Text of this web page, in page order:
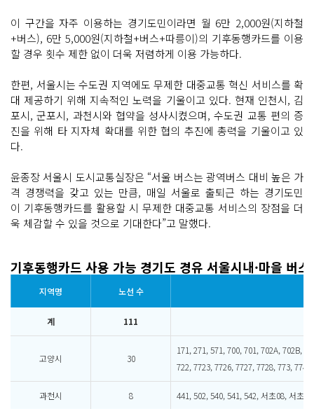
이 구간을 자주 이용하는 경기도민이라면 월 6만 2,000원(지하철
+버스), 6만 5,000원(지하철+버스+따릉이)의 기후동행카드를 이용
할 경우 횟수 제한 없이 더욱 저렴하게 이용 가능하다.
한편, 서울시는 수도권 지역에도 무제한 대중교통 혁신 서비스를 확
대 제공하기 위해 지속적인 노력을 기울이고 있다. 현재 인천시, 김
포시, 군포시, 과천시와 협약을 성사시켰으며, 수도권 교통 편의 증
진을 위해 타 지자체 확대를 위한 협의 추진에 총력을 기울이고 있
다.
윤종장 서울시 도시교통실장은 “서울 버스는 광역버스 대비 높은 가
격 경쟁력을 갖고 있는 만큼, 매일 서울로 출퇴근 하는 경기도민
이 기후동행카드를 활용할 시 무제한 대중교통 서비스의 장점을 더
욱 체감할 수 있을 것으로 기대한다”고 말했다.
기후동행카드 사용 가능 경기도 경유 서울시내·마을 버스
지역명 노선 수
계 111
고양시 30
171, 271, 571, 700, 701, 702A, 702B,
722, 7723, 7726, 7727, 7728, 773, 774,
과천시 8 441, 502, 540, 541, 542, 서초08, 서초